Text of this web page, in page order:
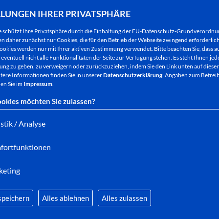
IHRER PRIVATSPHÄRE
schützt Ihre Privatsphäre durch die Einhaltung der EU-Datenschutz-
daher zunächst nur Cookies, die für den Betrieb der Webseite zwingend
werden nur mit Ihrer aktiven Zustimmung verwendet. Bitte beachten Sie, dass
nicht alle Funktionalitäten der Seite zur Verfügung stehen. Es steht Ihnen
zu geben, zu verweigern oder zurückzuziehen, indem Sie den Link unten auf
Informationen finden Sie in unsererDatenschutzerklärung. Angaben zum
Sie im Impressum.
möchten Sie zulassen?
/ Analyse
Alles ablehnen Alles zulassen
städtischen Gremien von der Leistungsfähigkeit
Fachinformatiker Martin Steimar, der in der Bad
Systemintegration arbeitet, übernahm die
Rückseite des Häuschens, in dem die
hoher Mast installiert, der gleichzeitig auch die
werden dann vier Sensoren angebracht, die freie
Feuerplatz ebenfalls zu erkennen, sind zwei
Vor einigen Monaten waren die Beteiligten bei
schlimmen Erfahrungen aus den vergangenen
die ersten Ergebnisse vorlagen, jubelte man in
erwies sich von Anfang an als Volltreffer – es
Martin Steimar: „Die sechs Sensoren können